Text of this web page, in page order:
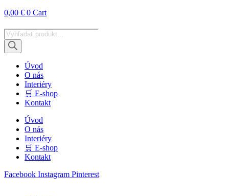
0,00 € 0 Cart
Products
search
Úvod
O nás
Interiéry
🛒 E-shop
Kontakt
Úvod
O nás
Interiéry
🛒 E-shop
Kontakt
Facebook Instagram Pinterest